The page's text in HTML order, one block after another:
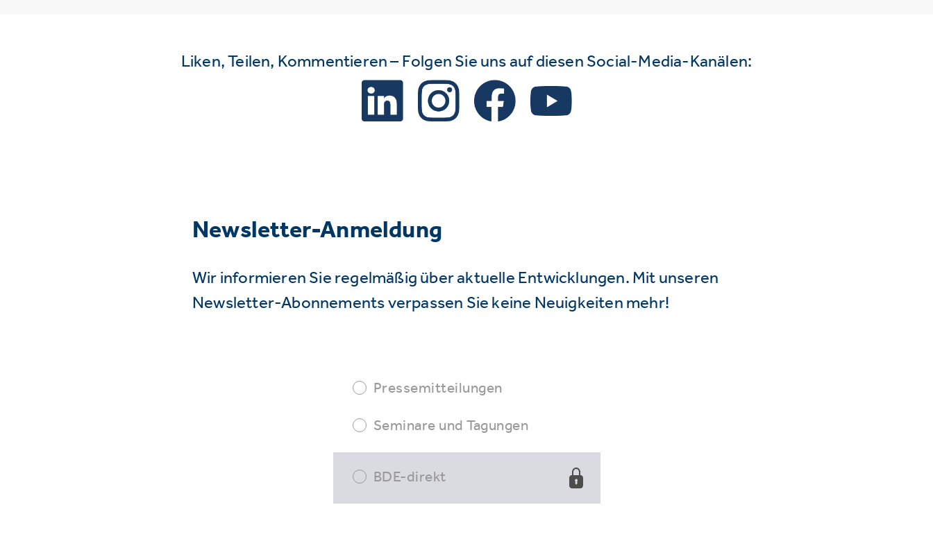
Liken, Teilen, Kommentieren – Folgen Sie uns auf diesen Social-Media-Kanälen:
Newsletter-Anmeldung
Wir informieren Sie regelmäßig über aktuelle Entwicklungen. Mit unseren
Newsletter-Abonnements verpassen Sie keine Neuigkeiten mehr!
Pressemitteilungen
Seminare und Tagungen
BDE-direkt